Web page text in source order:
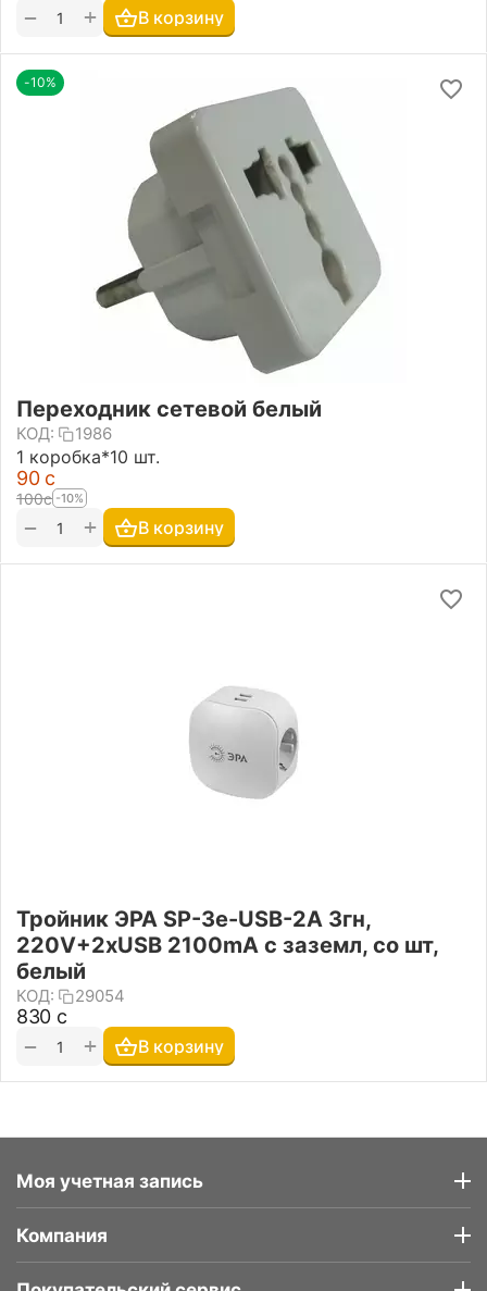
+
− В корзину
-10%
Переходник сетевой белый
КОД: 1986
1 коробка*10 шт.
‍90‍ с
‍100‍с -10%
+
− В корзину
Тройник ЭРА SP-3e-USB-2A 3гн,
220V+2xUSB 2100mA c заземл, со шт,
белый
КОД: 29054
‍830‍ с
+
− В корзину
Моя учетная запись
Компания